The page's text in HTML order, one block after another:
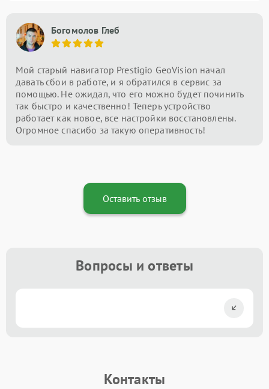
Богомолов Глеб
Мой старый навигатор Prestigio GeoVision начал
давать сбои в работе, и я обратился в сервис за
помощью. Не ожидал, что его можно будет починить
так быстро и качественно! Теперь устройство
работает как новое, все настройки восстановлены.
Огромное спасибо за такую оперативность!
Оставить отзыв
Вопросы и ответы
Контакты